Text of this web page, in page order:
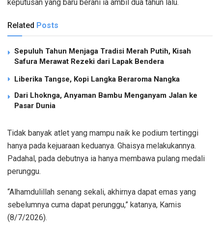
keputusan yang baru berani ia ambil dua tahun lalu.
Related Posts
Sepuluh Tahun Menjaga Tradisi Merah Putih, Kisah
Safura Merawat Rezeki dari Lapak Bendera
Liberika Tangse, Kopi Langka Beraroma Nangka
Dari Lhoknga, Anyaman Bambu Menganyam Jalan ke
Pasar Dunia
Tidak banyak atlet yang mampu naik ke podium tertinggi
hanya pada kejuaraan keduanya. Ghaisya melakukannya.
Padahal, pada debutnya ia hanya membawa pulang medali
perunggu.
“Alhamdulillah senang sekali, akhirnya dapat emas yang
sebelumnya cuma dapat perunggu,” katanya, Kamis
(8/7/2026).